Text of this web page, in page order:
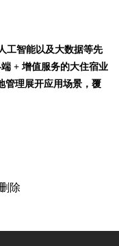
工智能以及大数据等先
+ 增值服务的大住宿业
管理展开应用场景，覆
除